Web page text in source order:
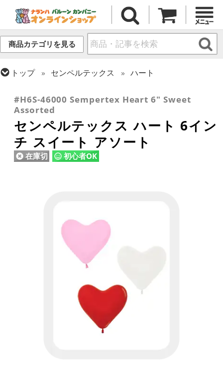
商品カテゴリを見る
トップ センペルテックス
ハート
#H6S-46000 Sempertex Heart 6" Sweet
Assorted
センペルテックス ハート 6イン
チ スイート アソート
在庫切 初心者OK